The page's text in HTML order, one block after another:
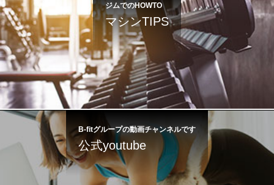
ジムでのHOWTO
マシンTIPS
B-fitグループの動画チャンネルです
公式youtube